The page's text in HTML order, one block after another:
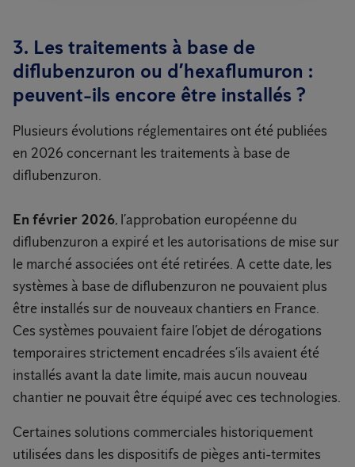
3. Les traitements à base de
diflubenzuron ou d’hexaflumuron :
peuvent-ils encore être installés ?
Plusieurs évolutions réglementaires ont été publiées
en 2026 concernant les traitements à base de
diflubenzuron.
En février 2026, l’approbation européenne du
diflubenzuron a expiré et les autorisations de mise sur
le marché associées ont été retirées. A cette date, les
systèmes à base de diflubenzuron ne pouvaient plus
être installés sur de nouveaux chantiers en France.
Ces systèmes pouvaient faire l’objet de dérogations
temporaires strictement encadrées s’ils avaient été
installés avant la date limite, mais aucun nouveau
chantier ne pouvait être équipé avec ces technologies.
Certaines solutions commerciales historiquement
utilisées dans les dispositifs de pièges anti-termites